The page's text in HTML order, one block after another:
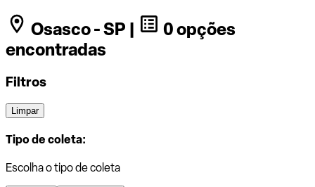
Osasco - SP |
0 opções
encontradas
Filtros
Limpar
Tipo de coleta:
Escolha o tipo de coleta